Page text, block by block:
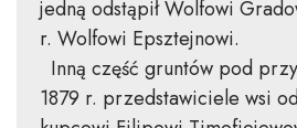
jedną odstąpił Wolfowi
r. Wolfowi Epsztejnowi.
Inną część gruntów pod
1879 r. przedstawiciele wsi